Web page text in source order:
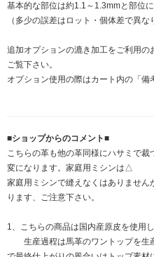
基本的な部位は約1.1～1.3mmと部位
（多少の誤差はロット・個体差で異な
追加オプションの漉き加工をご利用の
ご覧下さい。
オプション使用の際はカート内の「備
■ショップからのコメント■
こちらの革も他の革同様にハサミで
変になります。家庭用ミシンは△
家庭用ミシンで縫えなくはありませ
ります、ご注意下さい。
1、こちらの商品は国内産原皮を使用
生産過程は馬革のワントップを生